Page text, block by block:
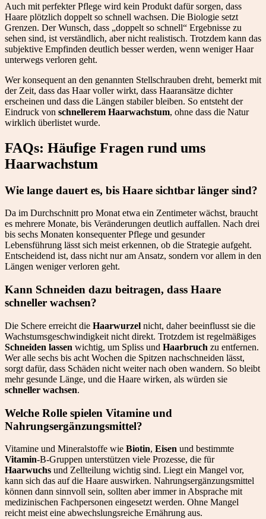
Auch mit perfekter Pflege wird kein Produkt dafür sorgen, dass
Haare plötzlich doppelt so schnell wachsen. Die Biologie setzt
Grenzen. Der Wunsch, dass „doppelt so schnell“ Ergebnisse zu
sehen sind, ist verständlich, aber nicht realistisch. Trotzdem kann das
subjektive Empfinden deutlich besser werden, wenn weniger Haar
unterwegs verloren geht.
Wer konsequent an den genannten Stellschrauben dreht, bemerkt mit
der Zeit, dass das Haar voller wirkt, dass Haaransätze dichter
erscheinen und dass die Längen stabiler bleiben. So entsteht der
Eindruck von schnellerem Haarwachstum, ohne dass die Natur
wirklich überlistet wurde.
FAQs: Häufige Fragen rund ums
Haarwachstum
Wie lange dauert es, bis Haare sichtbar länger sind?
Da im Durchschnitt pro Monat etwa ein Zentimeter wächst, braucht
es mehrere Monate, bis Veränderungen deutlich auffallen. Nach drei
bis sechs Monaten konsequenter Pflege und gesunder
Lebensführung lässt sich meist erkennen, ob die Strategie aufgeht.
Entscheidend ist, dass nicht nur am Ansatz, sondern vor allem in den
Längen weniger verloren geht.
Kann Schneiden dazu beitragen, dass Haare
schneller wachsen?
Die Schere erreicht die Haarwurzel nicht, daher beeinflusst sie die
Wachstumsgeschwindigkeit nicht direkt. Trotzdem ist regelmäßiges
Schneiden lassen wichtig, um Spliss und Haarbruch zu entfernen.
Wer alle sechs bis acht Wochen die Spitzen nachschneiden lässt,
sorgt dafür, dass Schäden nicht weiter nach oben wandern. So bleibt
mehr gesunde Länge, und die Haare wirken, als würden sie
schneller wachsen.
Welche Rolle spielen Vitamine und
Nahrungsergänzungsmittel?
Vitamine und Mineralstoffe wie Biotin, Eisen und bestimmte
Vitamin-B-Gruppen unterstützen viele Prozesse, die für
Haarwuchs und Zellteilung wichtig sind. Liegt ein Mangel vor,
kann sich das auf die Haare auswirken. Nahrungsergänzungsmittel
können dann sinnvoll sein, sollten aber immer in Absprache mit
medizinischen Fachpersonen eingesetzt werden. Ohne Mangel
reicht meist eine abwechslungsreiche Ernährung aus.